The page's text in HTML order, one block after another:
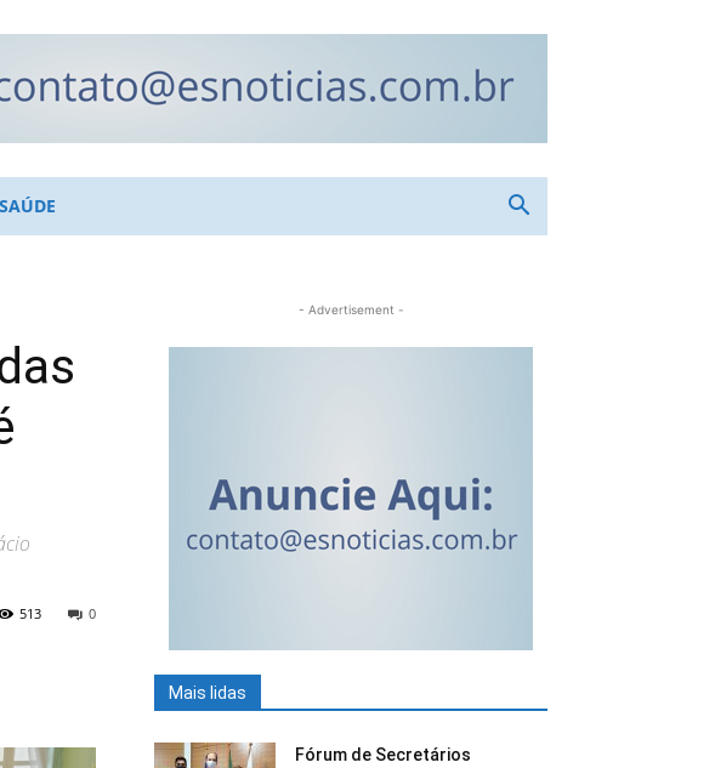
SAÚDE
0
513
- Advertisement -
Mais lidas
Fórum de Secretários